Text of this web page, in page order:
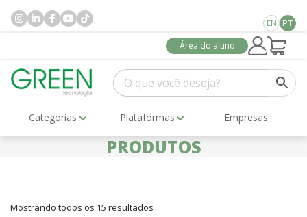
EN PT
Área do aluno
Categorias Plataformas Empresas
PRODUTOS
Mostrando todos os 15 resultados